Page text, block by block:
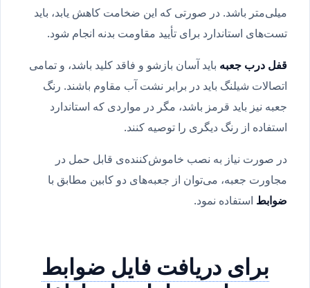
میلی‌متر باشد. در صورتی که این ضخامت کاهش یابد، باید
تست‌های استاندارد برای تأیید مقاومت بدنه انجام شود.
قفل درب جعبهباید آسان بازشو و فاقد کلید باشد، و تمامی
اتصالات شیلنگ باید در برابر نشت آب مقاوم باشند. رنگ
جعبه نیز باید قرمز باشد، مگر در مواردی که استاندارد
استفاده از رنگ دیگری را توصیه کنند.
در صورت نیاز به نصب خاموش‌کننده‌ی قابل حمل در
مجاورت جعبه، می‌توان از جعبه‌های دو کابین مطابق با
ضوابطاستفاده نمود.
برای دریافت فایل ضوابط